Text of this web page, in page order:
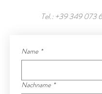
Tel.: +39 349 073
Name *
Nachname *